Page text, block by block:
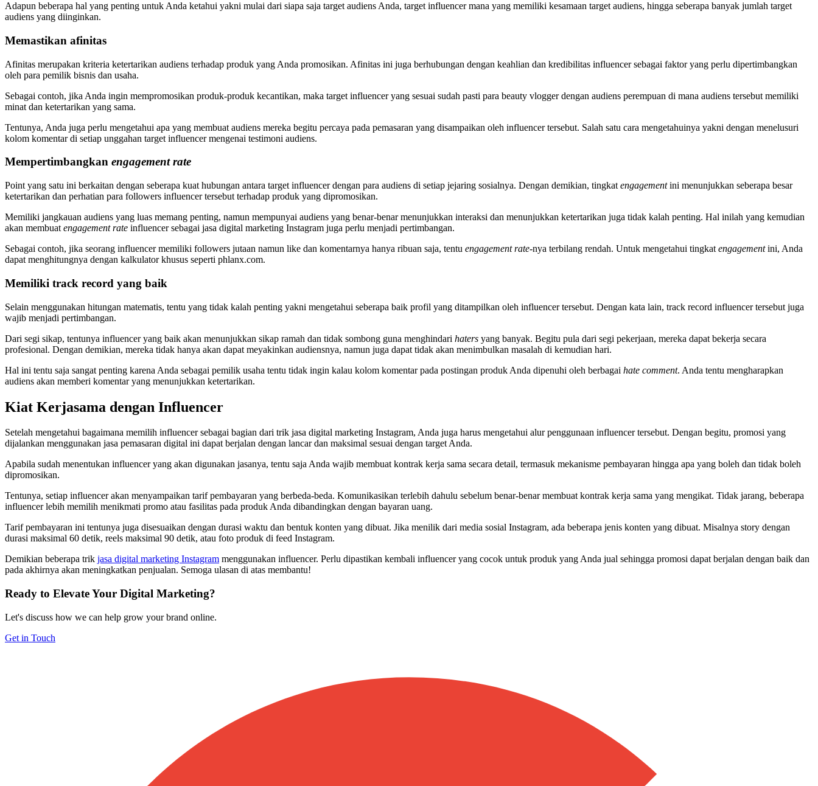
Adapun beberapa hal yang penting untuk Anda ketahui yakni mulai dari siapa saja target audiens Anda, target influencer mana yang memiliki kesamaan target audiens, hingga seberapa banyak jumlah target
audiens yang diinginkan.
Memastikan afinitas
Afinitas merupakan kriteria ketertarikan audiens terhadap produk yang Anda promosikan. Afinitas ini juga berhubungan dengan keahlian dan kredibilitas influencer sebagai faktor yang perlu dipertimbangkan
oleh para pemilik bisnis dan usaha.
Sebagai contoh, jika Anda ingin mempromosikan produk-produk kecantikan, maka target influencer yang sesuai sudah pasti para beauty vlogger dengan audiens perempuan di mana audiens tersebut memiliki
minat dan ketertarikan yang sama.
Tentunya, Anda juga perlu mengetahui apa yang membuat audiens mereka begitu percaya pada pemasaran yang disampaikan oleh influencer tersebut. Salah satu cara mengetahuinya yakni dengan menelusuri
kolom komentar di setiap unggahan target influencer mengenai testimoni audiens.
Mempertimbangkan engagement rate
Point yang satu ini berkaitan dengan seberapa kuat hubungan antara target influencer dengan para audiens di setiap jejaring sosialnya. Dengan demikian, tingkat engagementini menunjukkan seberapa besar
ketertarikan dan perhatian para followers influencer tersebut terhadap produk yang dipromosikan.
Memiliki jangkauan audiens yang luas memang penting, namun mempunyai audiens yang benar-benar menunjukkan interaksi dan menunjukkan ketertarikan juga tidak kalah penting. Hal inilah yang kemudian
akan membuat engagement rate influencer sebagai jasa digital marketing Instagram juga perlu menjadi pertimbangan.
Sebagai contoh, jika seorang influencer memiliki followers jutaan namun like dan komentarnya hanya ribuan saja, tentu engagement rate-nya terbilang rendah. Untuk mengetahui tingkat engagementini, Anda
dapat menghitungnya dengan kalkulator khusus seperti phlanx.com.
Memiliki track record yang baik
Selain menggunakan hitungan matematis, tentu yang tidak kalah penting yakni mengetahui seberapa baik profil yang ditampilkan oleh influencer tersebut. Dengan kata lain, track record influencer tersebut juga
wajib menjadi pertimbangan.
Dari segi sikap, tentunya influencer yang baik akan menunjukkan sikap ramah dan tidak sombong guna menghindari haters yang banyak. Begitu pula dari segi pekerjaan, mereka dapat bekerja secara
profesional. Dengan demikian, mereka tidak hanya akan dapat meyakinkan audiensnya, namun juga dapat tidak akan menimbulkan masalah di kemudian hari.
Hal ini tentu saja sangat penting karena Anda sebagai pemilik usaha tentu tidak ingin kalau kolom komentar pada postingan produk Anda dipenuhi oleh berbagai hate comment. Anda tentu mengharapkan
audiens akan memberi komentar yang menunjukkan ketertarikan.
Kiat Kerjasama dengan Influencer
Setelah mengetahui bagaimana memilih influencer sebagai bagian dari trik jasa digital marketing Instagram, Anda juga harus mengetahui alur penggunaan influencer tersebut. Dengan begitu, promosi yang
dijalankan menggunakan jasa pemasaran digital ini dapat berjalan dengan lancar dan maksimal sesuai dengan target Anda.
Apabila sudah menentukan influencer yang akan digunakan jasanya, tentu saja Anda wajib membuat kontrak kerja sama secara detail, termasuk mekanisme pembayaran hingga apa yang boleh dan tidak boleh
dipromosikan.
Tentunya, setiap influencer akan menyampaikan tarif pembayaran yang berbeda-beda. Komunikasikan terlebih dahulu sebelum benar-benar membuat kontrak kerja sama yang mengikat. Tidak jarang, beberapa
influencer lebih memilih menikmati promo atau fasilitas pada produk Anda dibandingkan dengan bayaran uang.
Tarif pembayaran ini tentunya juga disesuaikan dengan durasi waktu dan bentuk konten yang dibuat. Jika menilik dari media sosial Instagram, ada beberapa jenis konten yang dibuat. Misalnya story dengan
durasi maksimal 60 detik, reels maksimal 90 detik, atau foto produk di feed Instagram.
Demikian beberapa trik jasa digital marketing Instagram menggunakan influencer. Perlu dipastikan kembali influencer yang cocok untuk produk yang Anda jual sehingga promosi dapat berjalan dengan baik dan
pada akhirnya akan meningkatkan penjualan. Semoga ulasan di atas membantu!
Ready to Elevate Your Digital Marketing?
Let's discuss how we can help grow your brand online.
Get in Touch